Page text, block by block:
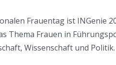
Frauentag ist INGenie
Thema Frauen in
Wissenschaft und Politik.